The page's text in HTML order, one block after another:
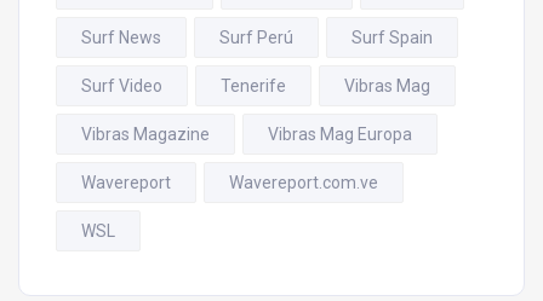
Surf News Surf Perú Surf Spain
Surf Video Tenerife Vibras Mag
Vibras Magazine Vibras Mag Europa
Wavereport Wavereport.com.ve
WSL